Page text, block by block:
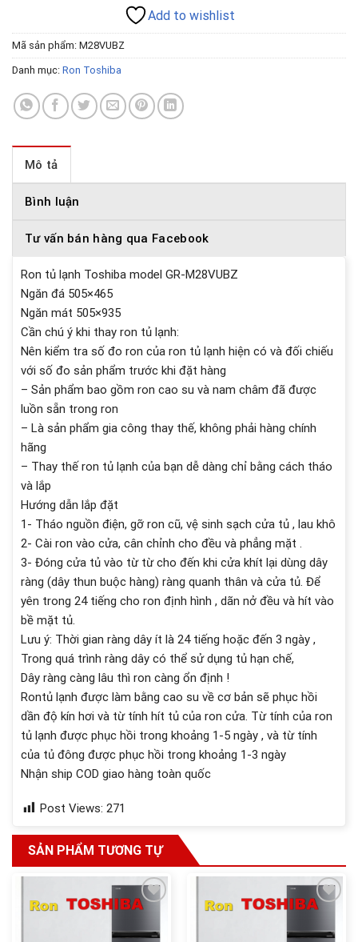
Add to wishlist
Mã sản phẩm: M28VUBZ
Danh mục: Ron Toshiba
Mô tả
Bình luận
Tư vấn bán hàng qua Facebook
Ron tủ lạnh Toshiba model GR-M28VUBZ
Ngăn đá 505×465
Ngăn mát 505×935
Cần chú ý khi thay ron tủ lạnh:
Nên kiểm tra số đo ron của ron tủ lạnh hiện có và đối chiếu
với số đo sản phẩm trước khi đặt hàng
– Sản phẩm bao gồm ron cao su và nam châm đã được
luồn sẵn trong ron
– Là sản phẩm gia công thay thế, không phải hàng chính
hãng
– Thay thế ron tủ lạnh của bạn dễ dàng chỉ bằng cách tháo
và lắp
Hướng dẫn lắp đặt
1- Tháo nguồn điện, gỡ ron cũ, vệ sinh sạch cửa tủ , lau khô
2- Cài ron vào cửa, cân chỉnh cho đều và phẳng mặt .
3- Đóng cửa tủ vào từ từ cho đến khi cửa khít lại dùng dây
ràng (dây thun buộc hàng) ràng quanh thân và cửa tủ. Để
yên trong 24 tiếng cho ron định hình , dãn nở đều và hít vào
bề mặt tủ.
Lưu ý: Thời gian ràng dây ít là 24 tiếng hoặc đến 3 ngày ,
Trong quá trình ràng dây có thể sử dụng tủ hạn chế,
Dây ràng càng lâu thì ron càng ổn định !
Rontủ lạnh được làm bằng cao su về cơ bản sẽ phục hồi
dần độ kín hơi và từ tính hít tủ của ron cửa. Từ tính của ron
tủ lạnh được phục hồi trong khoảng 1-5 ngày , và từ tính
của tủ đông được phục hồi trong khoảng 1-3 ngày
Nhận ship COD giao hàng toàn quốc
Post Views: 271
SẢN PHẨM TƯƠNG TỰ
Add to wishlist Add to wishlist